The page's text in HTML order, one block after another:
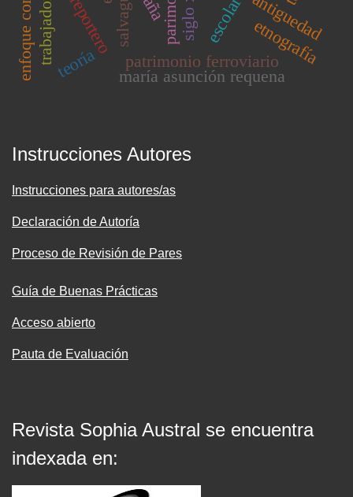
escolares
patrimonio ferroviario
maría asunción requena
antiguedad
siglo xx
etnografía
reportero
teoría
Instrucciones Autores
Instrucciones para autores/as
Declaración de Autoría
Proceso de Revisión de Pares
Guía de Buenas Prácticas
Acceso abierto
Pauta de Evaluación
Revista Sophia Austral se encuentra
indexada en: